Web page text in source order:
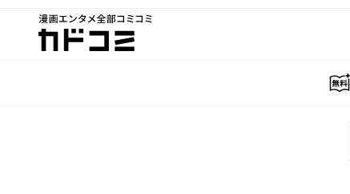
漫画エンタメ全部コミコミ
カドコミ